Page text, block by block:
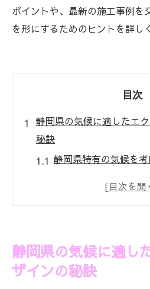
ポイントや、最新の施工事例を
を形にするためのヒントを詳し
目次
静岡県の気候に適したエ
秘訣
静岡県特有の気候を
四季を楽しむ庭のデザ
自然災害に備える安
庭から始める静岡県のエ
静岡県の気候に適し
ザインの秘訣